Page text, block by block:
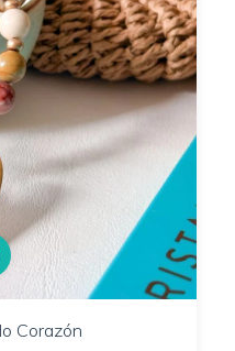
Corazón